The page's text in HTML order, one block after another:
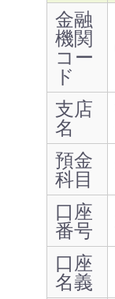
金融
機関
コー
ド
支店
名
預金
科目
口座
番号
口座
名義